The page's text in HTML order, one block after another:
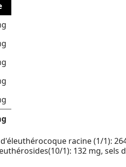
racine (1/1):
1): 132 mg, sels